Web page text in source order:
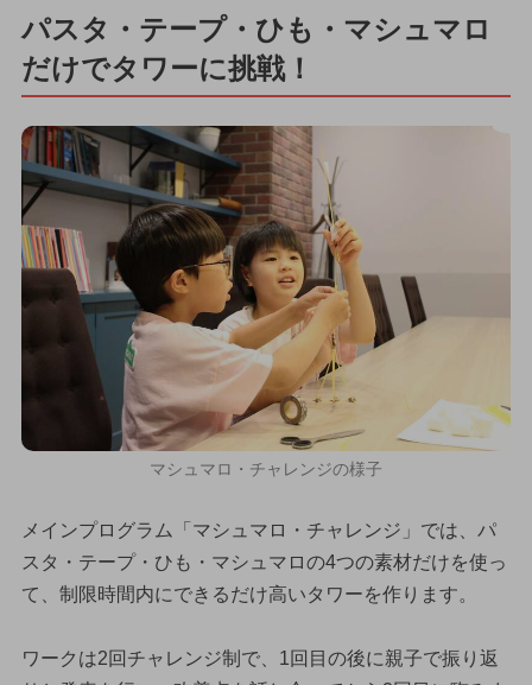
パスタ・テープ・ひも・マシュマロ
だけでタワーに挑戦！
マシュマロ・チャレンジの様子
メインプログラム「マシュマロ・チャレンジ」では、パ
スタ・テープ・ひも・マシュマロの4つの素材だけを使っ
て、制限時間内にできるだけ高いタワーを作ります。
ワークは2回チャレンジ制で、1回目の後に親子で振り返